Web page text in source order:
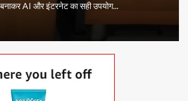
बनाकर AI और इंटरनेट का सही उपयोग...